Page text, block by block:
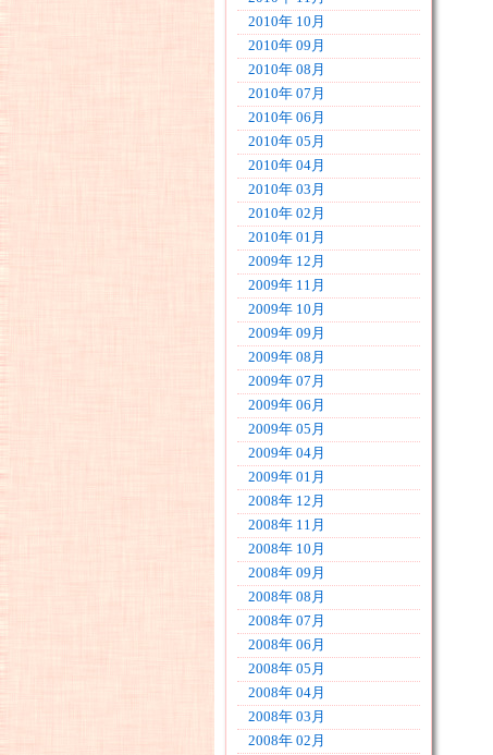
2010年 10月
2010年 09月
2010年 08月
2010年 07月
2010年 06月
2010年 05月
2010年 04月
2010年 03月
2010年 02月
2010年 01月
2009年 12月
2009年 11月
2009年 10月
2009年 09月
2009年 08月
2009年 07月
2009年 06月
2009年 05月
2009年 04月
2009年 01月
2008年 12月
2008年 11月
2008年 10月
2008年 09月
2008年 08月
2008年 07月
2008年 06月
2008年 05月
2008年 04月
2008年 03月
2008年 02月